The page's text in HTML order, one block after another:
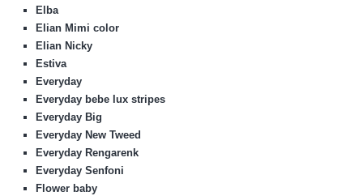
Elba
Elian Mimi color
Elian Nicky
Estiva
Everyday
Everyday bebe lux stripes
Everyday Big
Everyday New Tweed
Everyday Rengarenk
Everyday Senfoni
Flower baby